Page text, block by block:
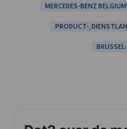
MERCEDES-BENZ
PRODUCT-,